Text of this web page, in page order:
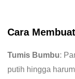
Cara
Tumis Bumbu:
putih hingga